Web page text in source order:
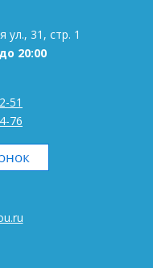
31, стр. 1
20:00
51
76